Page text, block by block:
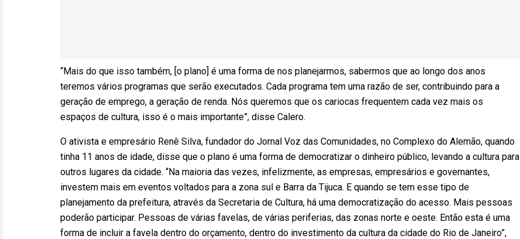
“Mais do que isso também, [o plano] é uma forma de nos planejarmos, sabermos que ao longo dos anos
teremos vários programas que serão executados. Cada programa tem uma razão de ser, contribuindo para a
geração de emprego, a geração de renda. Nós queremos que os cariocas frequentem cada vez mais os
espaços de cultura, isso é o mais importante”, disse Calero.
O ativista e empresário Renê Silva, fundador do Jornal Voz das Comunidades, no Complexo do Alemão, quando
tinha 11 anos de idade, disse que o plano é uma forma de democratizar o dinheiro público, levando a cultura para
outros lugares da cidade. “Na maioria das vezes, infelizmente, as empresas, empresários e governantes,
investem mais em eventos voltados para a zona sul e Barra da Tijuca. E quando se tem esse tipo de
planejamento da prefeitura, através da Secretaria de Cultura, há uma democratização do acesso. Mais pessoas
poderão participar. Pessoas de várias favelas, de várias periferias, das zonas norte e oeste. Então esta é uma
forma de incluir a favela dentro do orçamento, dentro do investimento da cultura da cidade do Rio de Janeiro”,